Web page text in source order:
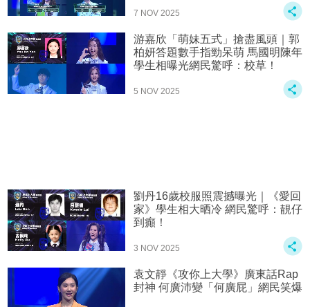
7 NOV 2025
游嘉欣「萌妹五式」搶盡風頭｜郭
柏妍答題數手指勁呆萌 馬國明陳年
學生相曝光網民驚呼：校草！
5 NOV 2025
劉丹16歲校服照震撼曝光｜《愛回
家》學生相大晒冷 網民驚呼：靚仔
到癲！
3 NOV 2025
袁文靜《攻你上大學》廣東話Rap
封神 何廣沛變「何廣屁」網民笑爆